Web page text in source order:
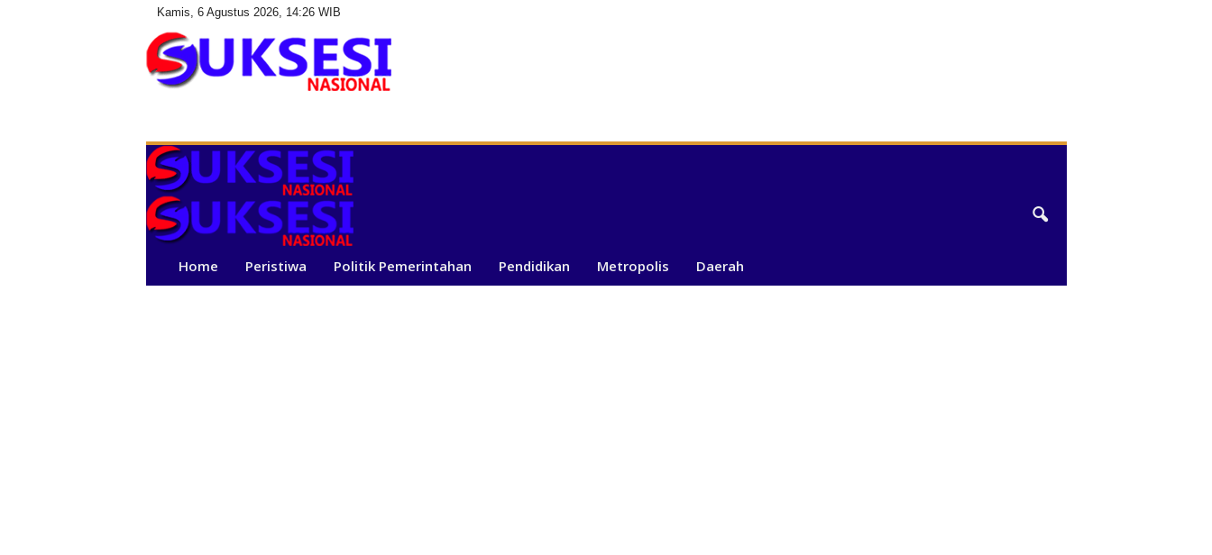
Kamis, 6 Agustus 2026, 14:26 WIB
s
e
i
N
i
Home Peristiwa Politik Pemerintahan Pendidikan Metropolis Daerah